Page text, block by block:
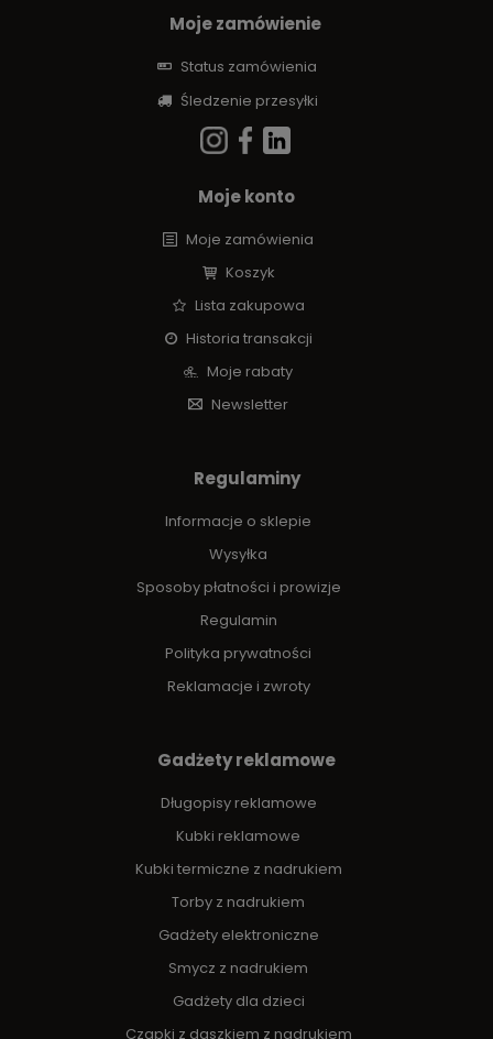
Moje zamówienie
Status zamówienia
Śledzenie przesyłki
Moje konto
Moje zamówienia
Koszyk
Lista zakupowa
Historia transakcji
Moje rabaty
Newsletter
Regulaminy
Informacje o sklepie
Wysyłka
Sposoby płatności i prowizje
Regulamin
Polityka prywatności
Reklamacje i zwroty
Gadżety reklamowe
Długopisy reklamowe
Kubki reklamowe
Kubki termiczne z nadrukiem
Torby z nadrukiem
Gadżety elektroniczne
Smycz z nadrukiem
Gadżety dla dzieci
Czapki z daszkiem z nadrukiem